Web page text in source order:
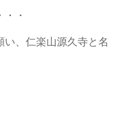
・
、仁楽山源久寺と名